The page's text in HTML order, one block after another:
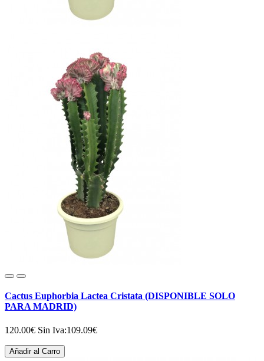
Cactus Euphorbia Lactea Cristata (DISPONIBLE SOLO
PARA MADRID)
120.00€ Sin Iva:109.09€
Añadir al Carro